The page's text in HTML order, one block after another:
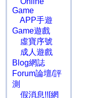
Game
APP手遊
Game遊戲
虛寶序號
成人遊戲
Blog網誌
Forum論壇/評
測
假消息!![網